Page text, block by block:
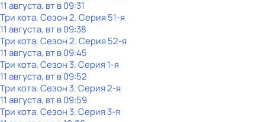
11 августа, вт в 09:31
Три кота. Сезон 2. Серия 51-я
11 августа, вт в 09:38
Три кота. Сезон 2. Серия 52-я
11 августа, вт в 09:45
Три кота. Сезон 3. Серия 1-я
11 августа, вт в 09:52
Три кота. Сезон 3. Серия 2-я
11 августа, вт в 09:59
Три кота. Сезон 3. Серия 3-я